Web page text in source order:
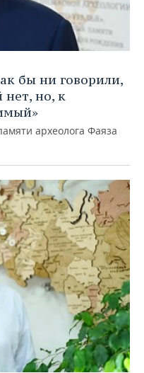
бы ни говорили,
но, к
археолога Фаяза